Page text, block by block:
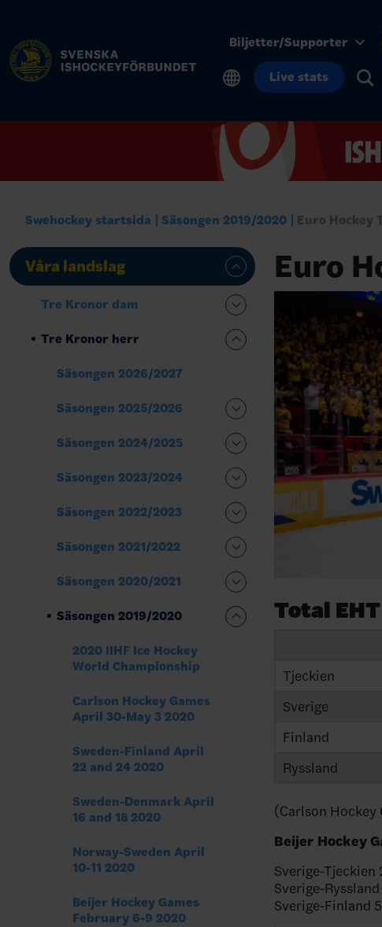
Biljetter/Supporter
Live stats
Swehockey startsida Säsongen 2019/2020 Euro Hockey
Våra landslag
Tre Kronor dam
Tre Kronor herr
Säsongen 2026/2027
Säsongen 2025/2026
Säsongen 2024/2025
Säsongen 2023/2024
Säsongen 2022/2023
Säsongen 2021/2022
Säsongen 2020/2021
Säsongen 2019/2020
2020 IIHF Ice Hockey
World Championship
Carlson Hockey Games
April 30-May 3 2020
Sweden-Finland April
22 and 24 2020
Sweden-Denmark April
16 and 18 2020
Norway-Sweden April
10-11 2020
Beijer Hockey Games
February 6-9 2020
Euro
Total
Tjeckien
Sverige
Finland
Ryssland
(Carlson Hockey
Beijer Hockey
Sverige-Tjeckien
Sverige-
Sverige-Finland